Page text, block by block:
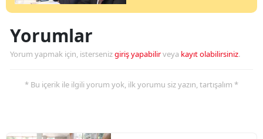
Yorumlar
Yorum yapmak için, istersenizgiriş yapabilirveya kayıt olabilirsiniz.
* Bu içerik ile ilgili yorum yok, ilk yorumu siz yazın, tartışalım *